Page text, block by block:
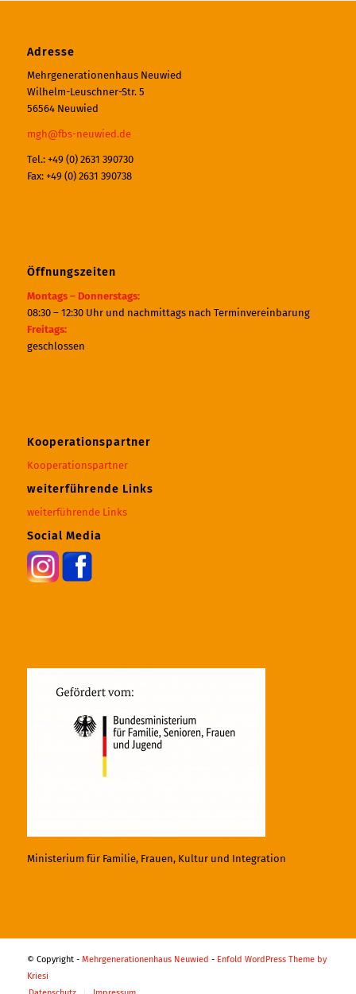
Adresse
Mehrgenerationenhaus Neuwied
Wilhelm-Leuschner-Str. 5
56564 Neuwied
mgh@fbs-neuwied.de
Tel.: +49 (0) 2631 390730
Fax: +49 (0) 2631 390738
Öffnungszeiten
Montags – Donnerstags:
08:30 – 12:30 Uhr und nachmittags nach Terminvereinbarung
Freitags:
geschlossen
Kooperationspartner
Kooperationspartner
weiterführende Links
weiterführende Links
Social Media
Ministerium für Familie, Frauen, Kultur und Integration
© Copyright - Mehrgenerationenhaus Neuwied - Enfold WordPress Theme by
Kriesi